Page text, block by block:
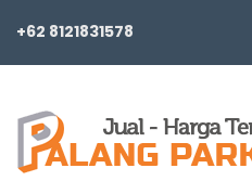
+62 8121831578